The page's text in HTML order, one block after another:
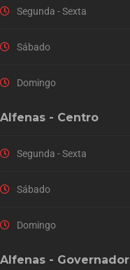
Segunda - Sexta
Sábado
Domingo
Alfenas - Centro
Segunda - Sexta
Sábado
Domingo
Alfenas - Governador